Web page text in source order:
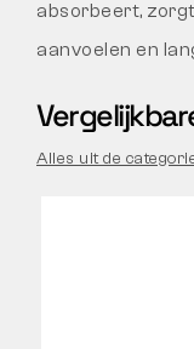
absorbeert,
aanvoelen en
Alles uit de